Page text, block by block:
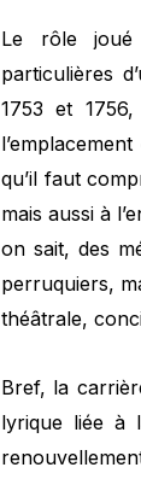
Le rôle joué
particulières
1753 et
qu’il faut
mais aussi à
on sait, des
perruquiers,
théâtrale,
Bref, la
lyrique liée à